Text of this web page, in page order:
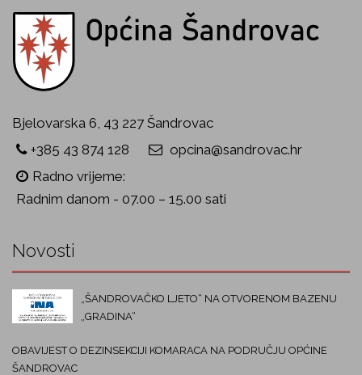
Bjelovarska 6, 43 227 Šandrovac
+385 43 874 128
opcina@sandrovac.hr
Radno vrijeme:
Radnim danom - 07.00 – 15.00 sati
Novosti
„ŠANDROVAČKO LJETO“ NA OTVORENOM BAZENU
„GRADINA“
OBAVIJEST O DEZINSEKCIJI KOMARACA NA PODRUČJU OPĆINE
ŠANDROVAC